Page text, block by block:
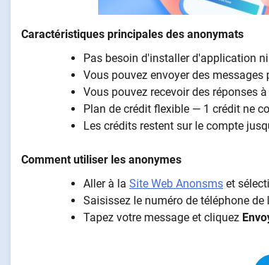
Caractéristiques principales des anonymats
Pas besoin d'installer d'application
Vous pouvez envoyer des
Vous pouvez recevoir des réponses
Plan de crédit flexible — 1 crédit ne
Les crédits restent sur le compte
Comment utiliser les anonymes
Aller à la Site Web Anonsms et
Saisissez le numéro de téléphone
Tapez votre message et cliquez